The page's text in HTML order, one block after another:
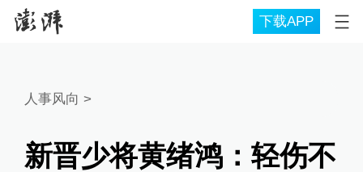
下载APP
人事风向 >
新晋少将黄绪鸿：轻伤不